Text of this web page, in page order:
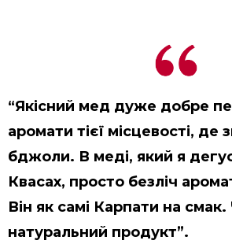
“Якісний мед дуже добре
аромати тієї місцевості, де
бджоли. В меді, який я
Квасах, просто безліч
Він як самі Карпати на
натуральний продукт”.